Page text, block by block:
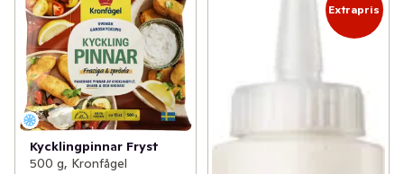
Kycklingpinnar Fryst
500 g, Kronfågel
Extrapris